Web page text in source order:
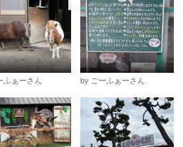
ふぁーさん by ごーふぁーさん